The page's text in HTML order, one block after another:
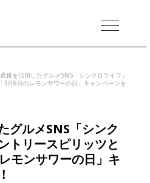
MENU
貨を活用したグルメSNS「シンクロライフ」
3月8日のレモンサワーの日」キャンペーンを
グルメSNS「シンク
トリースピリッツと
モンサワーの日」キ